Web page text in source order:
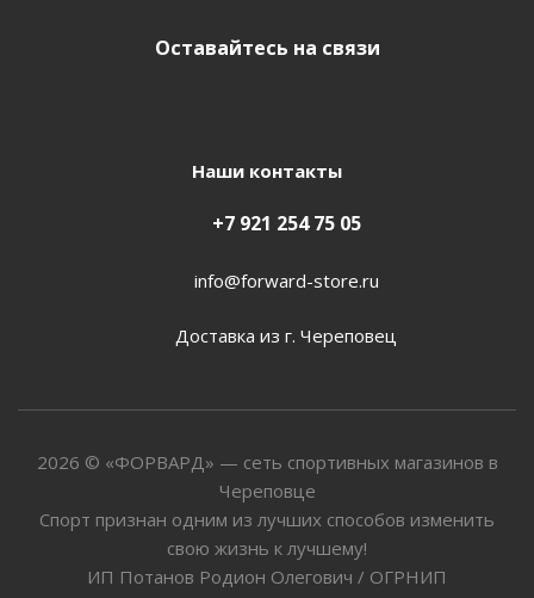
Оставайтесь на связи
Наши контакты
+7 921 254 75 05
info@forward-store.ru
Доставка из г. Череповец
2026 © «ФОРВАРД» — сеть спортивных магазинов в
Череповце
Спорт признан одним из лучших способов изменить
свою жизнь к лучшему!
ИП Потанов Родион Олегович / ОГРНИП